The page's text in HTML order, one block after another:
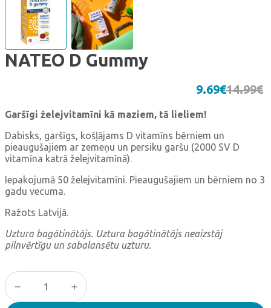
NATEO D Gummy
€
14.99
€
9.69
Garšīgi želejvitamīni kā maziem, tā lieliem!
Dabisks, garšīgs, košļājams D vitamīns bērniem un
pieaugušajiem ar zemeņu un persiku garšu (2000 SV D
vitamīna katrā želejvitamīnā).
Iepakojumā 50 želejvitamīni. Pieaugušajiem un bērniem no 3
gadu vecuma.
Ražots Latvijā.
Uztura bagātinātājs. Uztura bagātinātājs neaizstāj
pilnvērtīgu un sabalansētu uzturu.
NATEO D Gummy quantity